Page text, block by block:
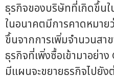
ธุรกิจของบริษัทที่เกิดขึ้นใ
ในอนาคตมีการคาดหมาย
ขึ้นจากการเพิ่มจำนวนสา
ธุรกิจที่เพิ่งซื้อเข้ามาอย่า
มีแผนจะขยายธุรกิจไปยัง